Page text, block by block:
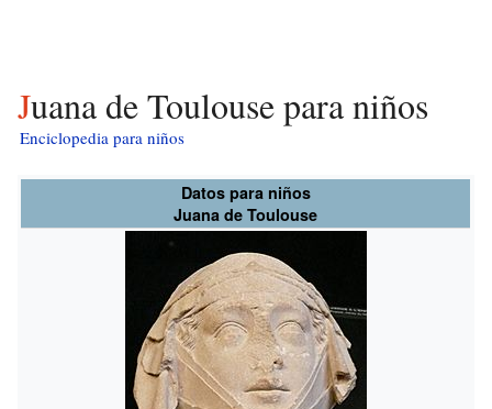
Juana de Toulouse para niños
Enciclopedia para niños
Datos para niños
Juana de Toulouse